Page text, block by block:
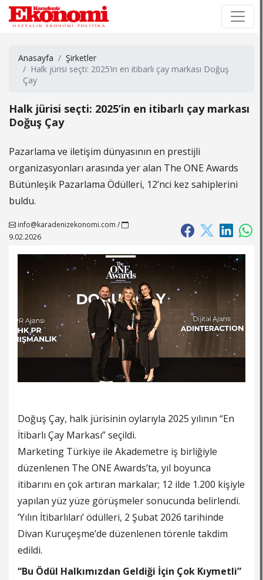
Anasayfa
Şirketler
Halk jürisi seçti: 2025’in en itibarlı çay markası Doğuş
Çay
Halk jürisi seçti: 2025’in en itibarlı çay markası
Doğuş Çay
Pazarlama ve iletişim dünyasının en prestijli
organizasyonları arasında yer alan The ONE Awards
Bütünleşik Pazarlama Ödülleri, 12’nci kez sahiplerini
buldu.
info@karadenizekonomi.com /
9.02.2026
Doğuş Çay, halk jürisinin oylarıyla 2025 yılının “En
İtibarlı Çay Markası” seçildi.
Marketing Türkiye ile Akademetre iş birliğiyle
düzenlenen The ONE Awards’ta, yıl boyunca
itibarını en çok artıran markalar; 12 ilde 1.200 kişiyle
yapılan yüz yüze görüşmeler sonucunda belirlendi.
‘Yılın İtibarlıları’ ödülleri, 2 Şubat 2026 tarihinde
Divan Kuruçeşme’de düzenlenen törenle takdim
edildi.
“Bu Ödül Halkımızdan Geldiği İçin Çok Kıymetli”
×
×